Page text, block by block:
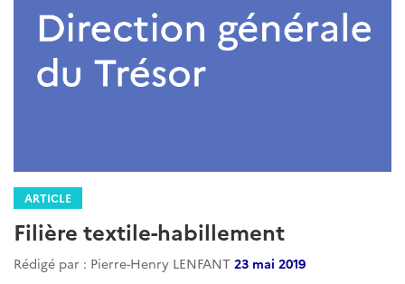
ARTICLE
Filière textile-habillement
Rédigé par : Pierre-Henry LENFANT 23 mai 2019